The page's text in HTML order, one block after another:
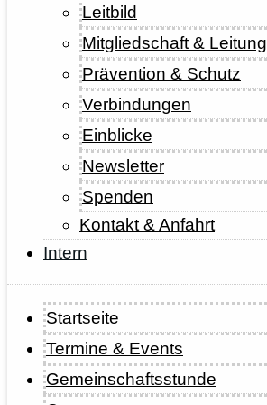
Leitbild
Mitgliedschaft & Leitung
Prävention & Schutz
Verbindungen
Einblicke
Newsletter
Spenden
Kontakt & Anfahrt
Intern
Startseite
Termine & Events
Gemeinschaftsstunde